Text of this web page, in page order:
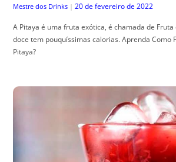
Mestre dos Drinks | 20 de fevereiro de 2022
A Pitaya é uma fruta exótica, é chamada de
doce tem pouquíssimas calorias. Aprenda Como
Pitaya?